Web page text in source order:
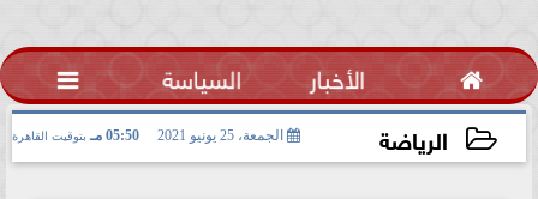
 الأخبار السياسة 
الرياضة الجمعة، 25 يونيو 2021 05:50 مـ بتوقيت القاهرة